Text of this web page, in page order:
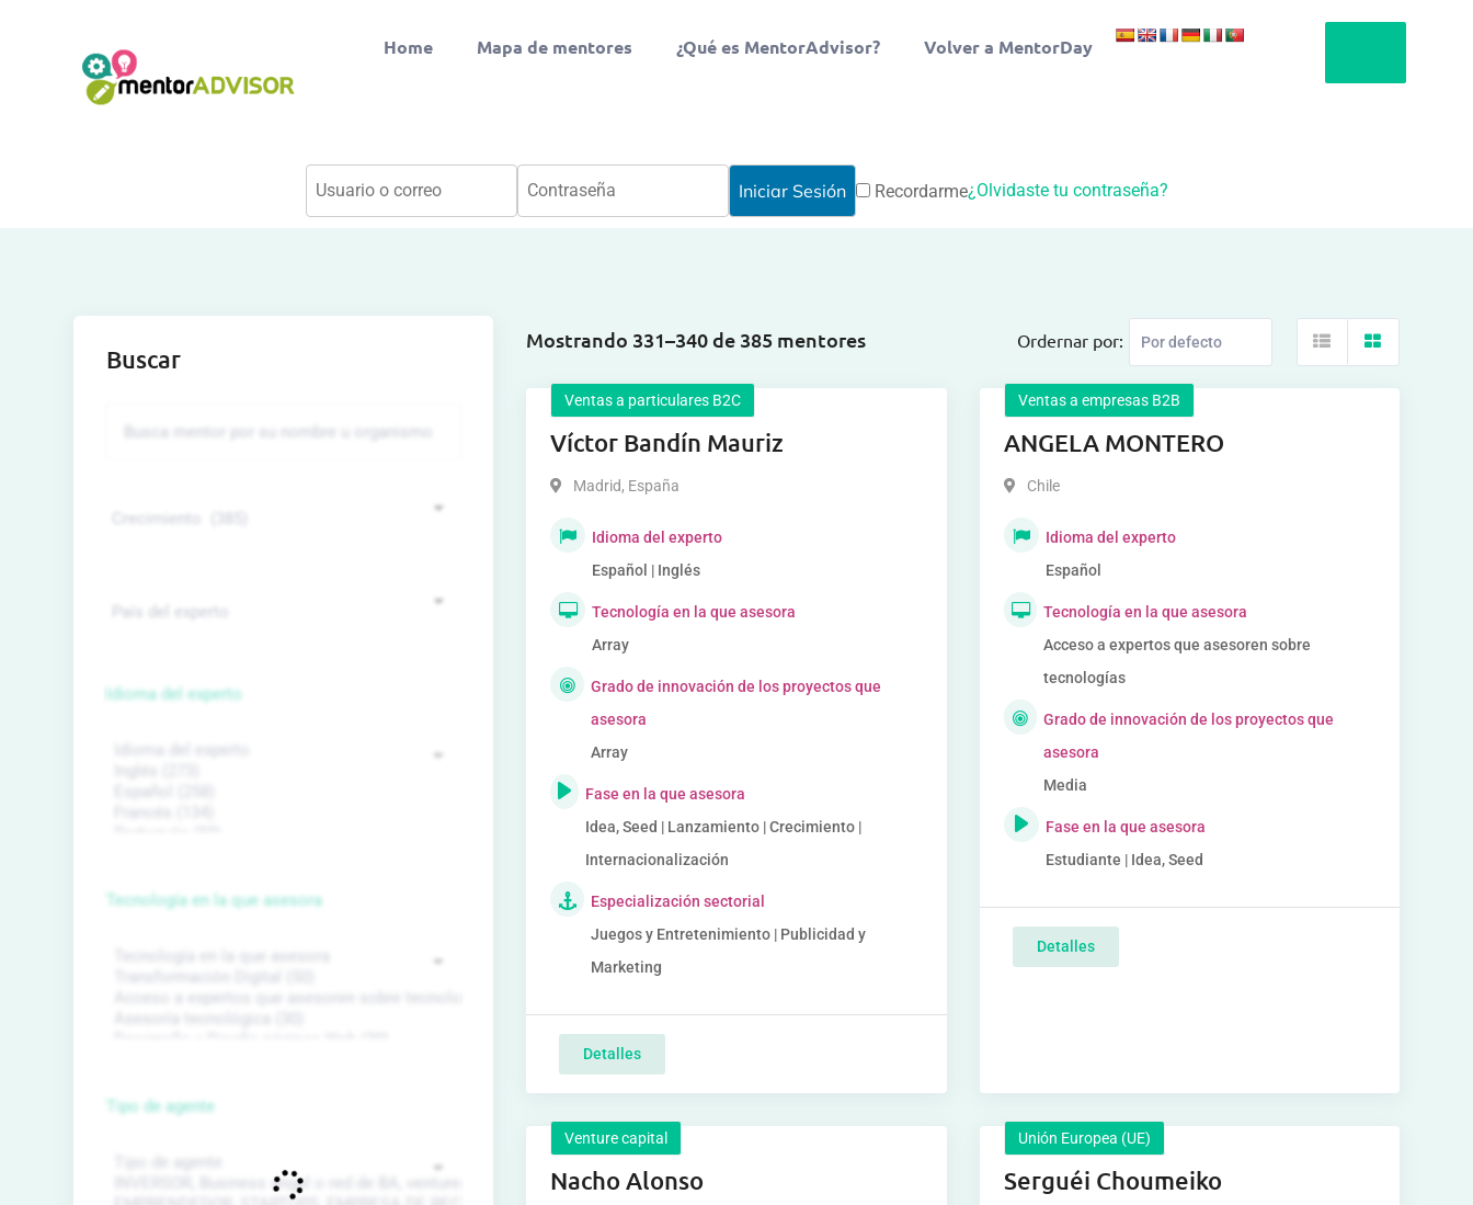
Home Mapa de mentores ¿Qué es MentorAdvisor? Volver a MentorDay
Recordarme¿Olvidaste tu contraseña?
Mostrando 331–340 de 385 mentores Ordernar por:
Ventas a particulares B2C
Víctor Bandín Mauriz
Madrid, España
Idioma del experto
Español | Inglés
Tecnología en la que asesora
Array
Grado de innovación de los proyectos que
asesora
Array
Fase en la que asesora
Idea, Seed | Lanzamiento | Crecimiento |
Internacionalización
Especialización sectorial
Juegos y Entretenimiento | Publicidad y
Marketing
Detalles
Ventas a empresas B2B
ANGELA MONTERO
Chile
Idioma del experto
Español
Tecnología en la que asesora
Acceso a expertos que asesoren sobre
tecnologías
Grado de innovación de los proyectos que
asesora
Media
Fase en la que asesora
Estudiante | Idea, Seed
Detalles
Venture capital
Nacho Alonso
Unión Europea (UE)
Serguéi Choumeiko
Buscar
Idioma del experto
Tecnología en la que asesora
Tipo de agente